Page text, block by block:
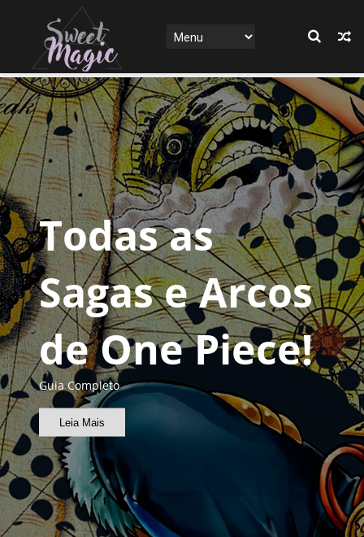
Todas as
Sagas e Arcos
de One Piece!
Guia Completo
Leia Mais